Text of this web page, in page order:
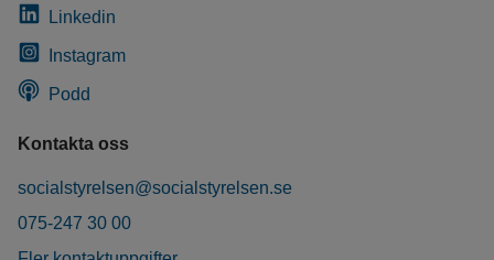
Linkedin
Instagram
Podd
Kontakta oss
socialstyrelsen@socialstyrelsen.se
075-247 30 00